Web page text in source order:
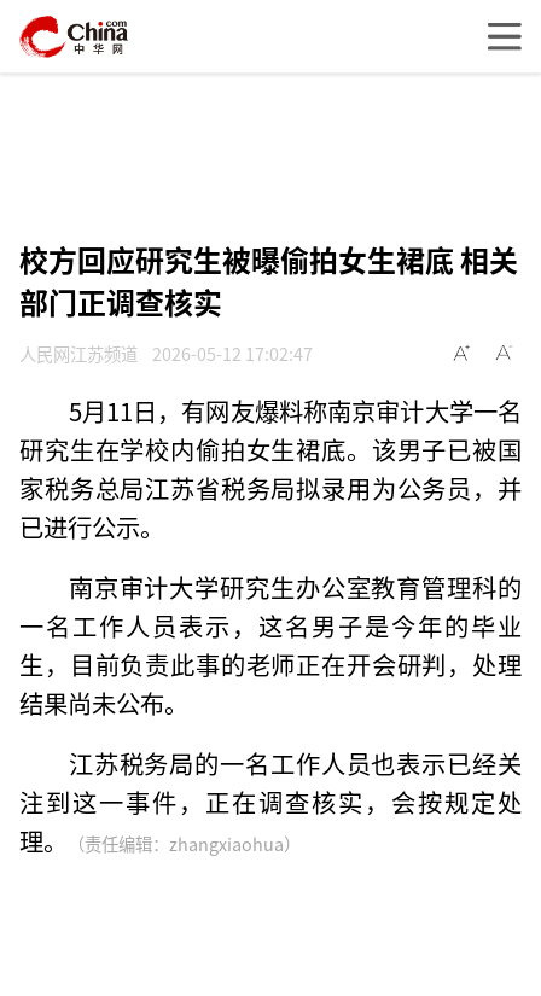
校方回应研究生被曝偷拍女生裙底 相关
部门正调查核实
人民网江苏频道 2026-05-12 17:02:47
5月11日，有网友爆料称南京审计大学一名
研究生在学校内偷拍女生裙底。该男子已被国
家税务总局江苏省税务局拟录用为公务员，并
已进行公示。
南京审计大学研究生办公室教育管理科的
一名工作人员表示，这名男子是今年的毕业
生，目前负责此事的老师正在开会研判，处理
结果尚未公布。
江苏税务局的一名工作人员也表示已经关
注到这一事件，正在调查核实，会按规定处
理。
（责任编辑：zhangxiaohua）